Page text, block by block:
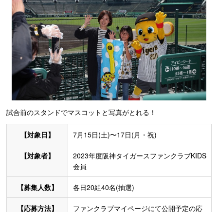
試合前のスタンドでマスコットと写真がとれる！
【対象日】 7月15日(土)〜17日(月・祝)
【対象者】
2023年度阪神タイガースファンクラブKIDS
会員
【募集人数】 各日20組40名(抽選)
【応募方法】 ファンクラブマイページにて公開予定の応